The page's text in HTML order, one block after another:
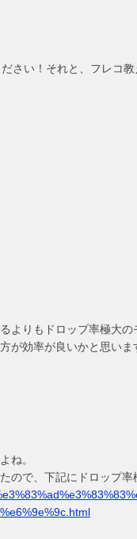
さい！それと、フレコ
よりもドロップ率極大
が効率が良いかと思いま
ね。
ので、下記にドロップ